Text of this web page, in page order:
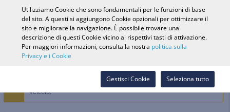
Ricerca veicolo
Cerca nel
Webshop
Accedi
La Selezione del veicolo è vietata dall'attuale selezione dei cookie.
Seleziona i Cookie di preferenza per memorizzare e filtrare per
Veicolo.
Utilizziamo Cookie che sono fondamentali per le funzioni di base
del sito. A questi si aggiungono Cookie opzionali per ottimizzare il
sito e migliorare la navigazione. È possibile trovare una
descrizione di questi Cookie vicino ai rispettivi tasti di attivazione.
Per maggiori informazioni, consulta la nostra politica sulla
Privacy e i Cookie
Seleziona tutto
Gestisci Cookie